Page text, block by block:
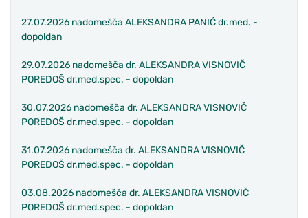
27.07.2026 nadomešča ALEKSANDRA PANIĆ dr.med. -
dopoldan
29.07.2026 nadomešča dr. ALEKSANDRA VISNOVIČ
POREDOŠ dr.med.spec. - dopoldan
30.07.2026 nadomešča dr. ALEKSANDRA VISNOVIČ
POREDOŠ dr.med.spec. - dopoldan
31.07.2026 nadomešča dr. ALEKSANDRA VISNOVIČ
POREDOŠ dr.med.spec. - dopoldan
03.08.2026 nadomešča dr. ALEKSANDRA VISNOVIČ
POREDOŠ dr.med.spec. - dopoldan